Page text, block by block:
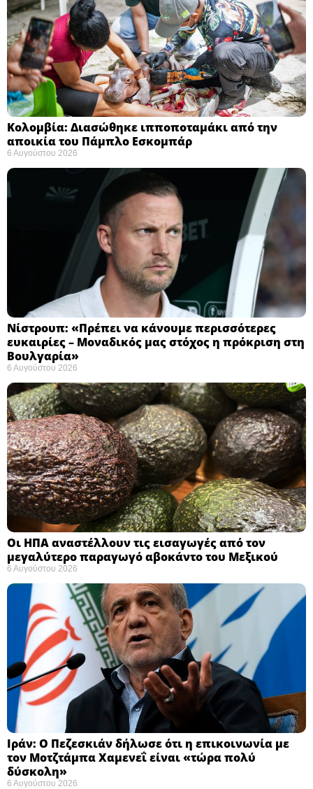
Κολομβία: Διασώθηκε ιπποποταμάκι από την
αποικία του Πάμπλο Εσκομπάρ ​
6 Αυγούστου 2026
Νίστρουπ: «Πρέπει να κάνουμε περισσότερες
ευκαιρίες – Μοναδικός μας στόχος η πρόκριση στη
Βουλγαρία» ​
6 Αυγούστου 2026
Οι ΗΠΑ αναστέλλουν τις εισαγωγές από τον
μεγαλύτερο παραγωγό αβοκάντο του Μεξικού ​
6 Αυγούστου 2026
Ιράν: Ο Πεζεσκιάν δήλωσε ότι η επικοινωνία με
τον Μοτζτάμπα Χαμενεΐ είναι «τώρα πολύ
δύσκολη» ​
6 Αυγούστου 2026